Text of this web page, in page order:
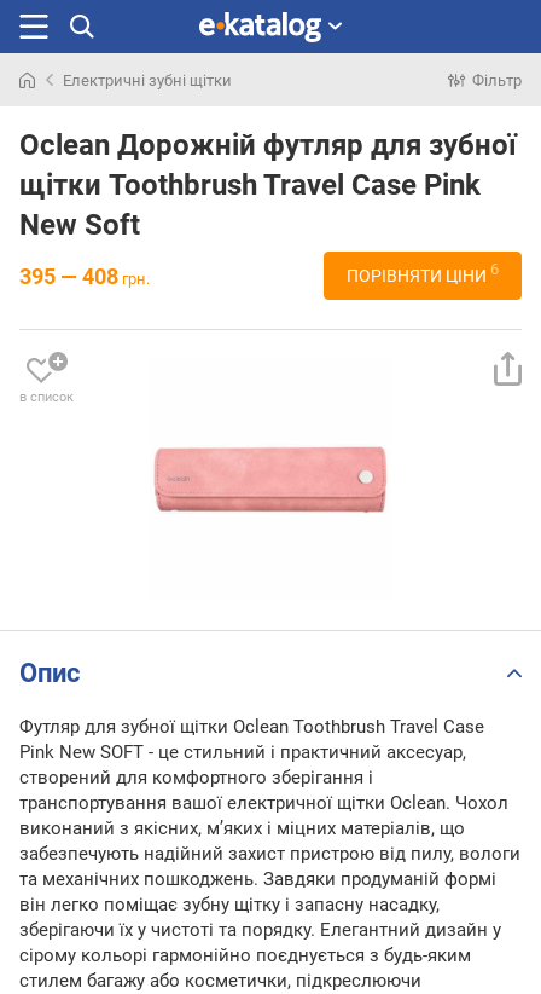
раніше
Електричні зубні щітки Фільтр
Oclean Дорожній футляр для зубної
щітки Toothbrush Travel Case Pink
New Soft
395 — 408 грн. ПОРІВНЯТИ ЦІНИ 6
в список
Опис
Футляр для зубної щітки Oclean Toothbrush Travel Case
Pink New SOFT - це стильний і практичний аксесуар,
створений для комфортного зберігання і
транспортування вашої електричної щітки Oclean. Чохол
виконаний з якісних, м’яких і міцних матеріалів, що
забезпечують надійний захист пристрою від пилу, вологи
та механічних пошкоджень. Завдяки продуманій формі
він легко поміщає зубну щітку і запасну насадку,
зберігаючи їх у чистоті та порядку. Елегантний дизайн у
сірому кольорі гармонійно поєднується з будь-яким
стилем багажу або косметички, підкреслюючи